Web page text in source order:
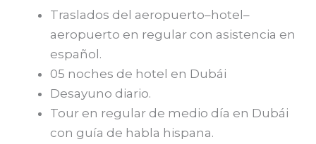
Traslados del aeropuerto–hotel–
aeropuerto en regular con asistencia en
español.
05 noches de hotel en Dubái
Desayuno diario.
Tour en regular de medio día en Dubái
con guía de habla hispana.